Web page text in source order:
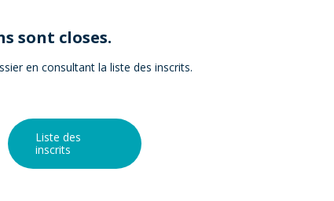
sont closes.
en consultant la liste des inscrits.
Liste des
inscrits